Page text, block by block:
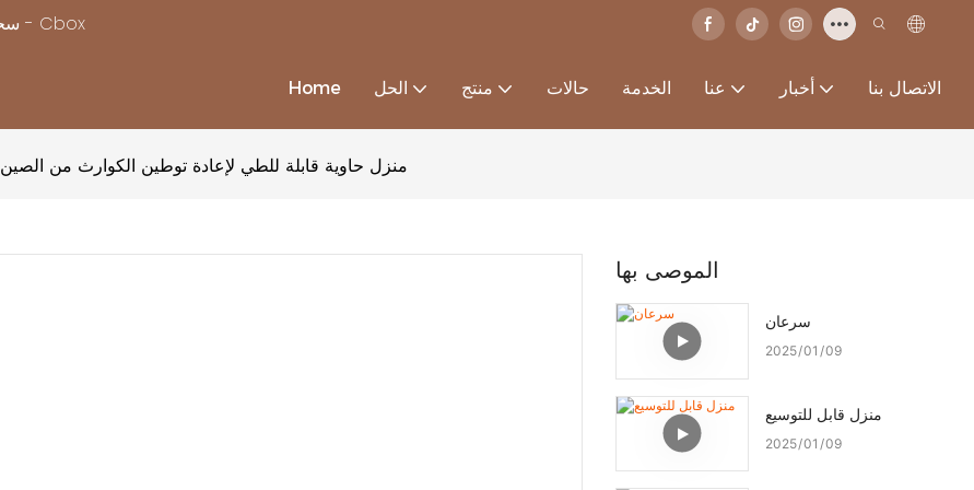
سحر بناء منزل بسرعة ، مع استكمال حلول منزل الحاويات المخصصة - Cbox
Home الحل منتج حالات الخدمة عنا أخبار الاتصال بنا
منزل حاوية قابلة للطي لإعادة توطين الكوارث من الصين
الموصى بها
سرعان
2025 01 09
منزل قابل للتوسيع
2025 01 09